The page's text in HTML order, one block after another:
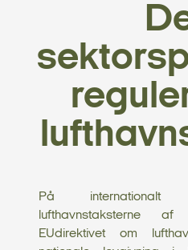
På internationalt
lufthavnstaksterne
EUdirektivet om